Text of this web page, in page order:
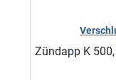
Zündapp K